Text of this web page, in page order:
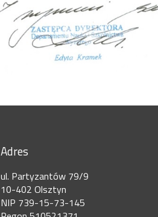
Adres
ul. Partyzantów 79/9
10-402 Olsztyn
NIP 739-15-73-145